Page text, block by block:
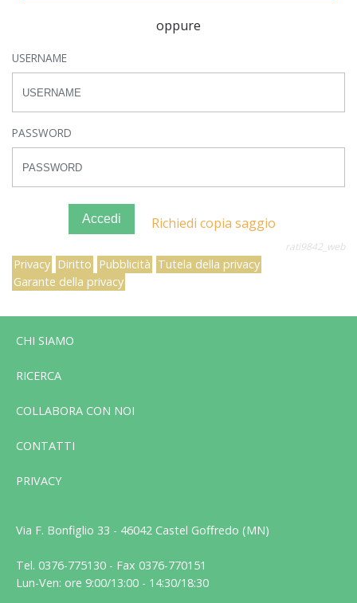
oppure
USERNAME
PASSWORD
Accedi Richiedi copia saggio
rati9842_web
Privacy Diritto Pubblicità Tutela della privacy
Garante della privacy
CHI SIAMO
RICERCA
COLLABORA CON NOI
CONTATTI
PRIVACY
Via F. Bonfiglio 33 - 46042 Castel Goffredo (MN)
Tel. 0376-775130 - Fax 0376-770151
Lun-Ven: ore 9:00/13:00 - 14:30/18:30